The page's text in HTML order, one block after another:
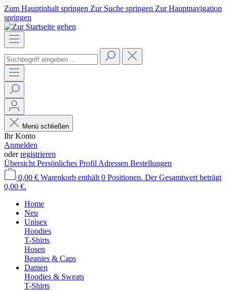
Zum Hauptinhalt springen Zur Suche springen Zur Hauptnavigation
springen
Menü schließen
Ihr Konto
Anmelden
oderregistrieren
Übersicht Persönliches Profil Adressen Bestellungen
0,00 € Warenkorb enthält 0 Positionen. Der Gesamtwert beträgt
0,00 €.
Home
Neu
Unisex
Hoodies
T-Shirts
Hosen
Beanies & Caps
Damen
Hoodies & Sweats
T-Shirts